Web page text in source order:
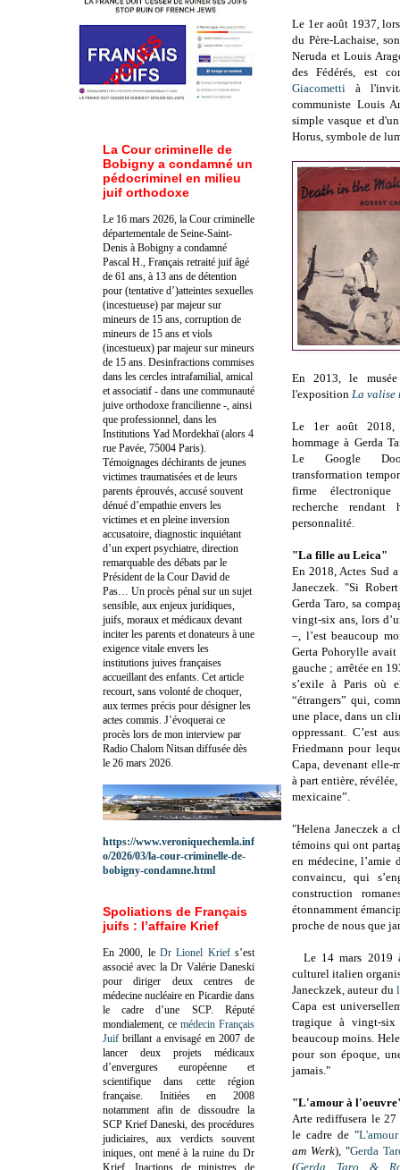
Le 1er août 1937,
du Père-Lachaise,
Neruda et Louis
des Fédérés, est
Giacometti à
communiste Louis
simple vasque et
Horus, symbole de
En 2013, le
l'exposition La valise
Le 1er août 2018,
hommage à Gerda
Le Google
transformation
firme
recherche rendant
personnalité.
"La fille au Leica"
En 2018, Actes Sud
Janeczek. "Si
Gerda Taro, sa
vingt-six ans, lors
–, l’est beaucoup
Gerta Pohorylle
gauche ; arrêtée en
s’exile à Paris où
“étrangers” qui,
une place, dans un
oppressant. C’est
Friedmann pour
Capa, devenant elle-
à part entière,
mexicaine”.
"Helena Janeczek a
témoins qui ont
en médecine,
convaincu, qui
construction
étonnamment
proche de nous que
Le 14 mars
culturel italien
Janeckzek, auteur du
Capa est
tragique à vingt-six
beaucoup moins.
pour son époque,
jamais."
"L'amour à
Arte rediffusera le 27
le cadre de "
am Werk), "Gerda
(Gerda Taro &
La Cour criminelle de
Bobigny a condamné un
pédocriminel en milieu
juif orthodoxe
Le 16 mars 2026, la Cour criminelle
départementale de Seine-Saint-
Denis à Bobigny a condamné
Pascal H., Français retraité juif âgé
de 61 ans, à 13 ans de détention
pour (tentative d’)atteintes sexuelles
(incestueuse) par majeur sur
mineurs de 15 ans, corruption de
mineurs de 15 ans et viols
(incestueux) par majeur sur mineurs
de 15 ans. Desinfractions commises
dans les cercles intrafamilial, amical
et associatif - dans une communauté
juive orthodoxe francilienne -, ainsi
que professionnel, dans les
Institutions Yad Mordekhaï (alors 4
rue Pavée, 75004 Paris).
Témoignages déchirants de jeunes
victimes traumatisées et de leurs
parents éprouvés, accusé souvent
dénué d’empathie envers les
victimes et en pleine inversion
accusatoire, diagnostic inquiétant
d’un expert psychiatre, direction
remarquable des débats par le
Président de la Cour David de
Pas… Un procès pénal sur un sujet
sensible, aux enjeux juridiques,
juifs, moraux et médicaux devant
inciter les parents et donateurs à une
exigence vitale envers les
institutions juives françaises
accueillant des enfants. Cet article
recourt, sans volonté de choquer,
aux termes précis pour désigner les
actes commis. J’évoquerai ce
procès lors de mon interview par
Radio Chalom Nitsan diffusée dès
le 26 mars 2026.
https://www.veroniquechemla.inf
o/2026/03/la-cour-criminelle-de-
bobigny-condamne.html
Spoliations de Français
juifs : l’affaire Krief
En 2000, le Dr Lionel Kriefs’est
associé avec la Dr Valérie Daneski
pour diriger deux centres de
médecine nucléaire en Picardie dans
le cadre d’une SCP. Réputé
mondialement, ce médecin Français
Juif brillant a envisagé en 2007 de
lancer deux projets médicaux
d’envergures européenne et
scientifique dans cette région
française. Initiées en 2008
notamment afin de dissoudre la
SCP Krief Daneski, des procédures
judiciaires, aux verdicts souvent
iniques, ont mené à la ruine du Dr
Krief.Inactions de ministres de